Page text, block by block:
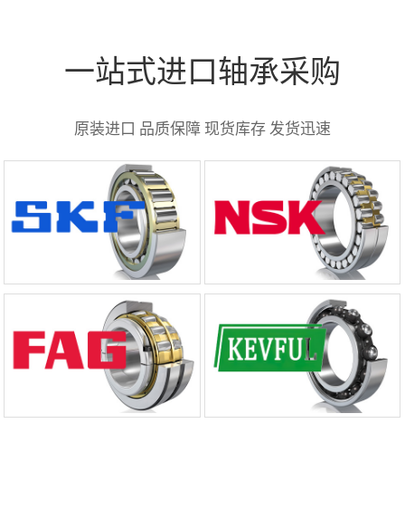
一站式进口轴承采购
原装进口 品质保障 现货库存 发货迅速